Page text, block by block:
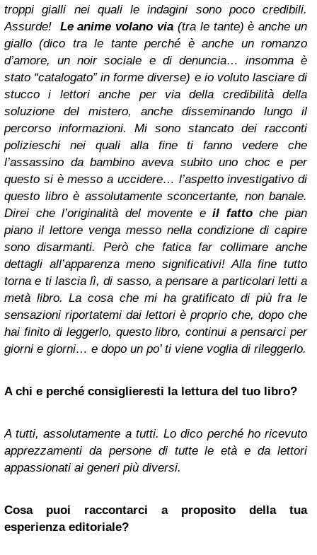
troppi gialli nei quali le indagini sono poco credibili.
Assurde! Le anime volano via (tra le tante) è anche un
giallo (dico tra le tante perché è anche un romanzo
d’amore, un noir sociale e di denuncia… insomma è
stato “catalogato” in forme diverse) e io voluto lasciare di
stucco i lettori anche per via della credibilità della
soluzione del mistero, anche disseminando lungo il
percorso informazioni. Mi sono stancato dei racconti
polizieschi nei quali alla fine ti fanno vedere che
l’assassino da bambino aveva subito uno choc e per
questo si è messo a uccidere… l’aspetto investigativo di
questo libro è assolutamente sconcertante, non banale.
Direi che l’originalità del movente eil fattoche pian
piano il lettore venga messo nella condizione di capire
sono disarmanti. Però che fatica far collimare anche
dettagli all’apparenza meno significativi! Alla fine tutto
torna e ti lascia lì, di sasso, a pensare a particolari letti a
metà libro. La cosa che mi ha gratificato di più fra le
sensazioni riportatemi dai lettori è proprio che, dopo che
hai finito di leggerlo, questo libro, continui a pensarci per
giorni e giorni… e dopo un po’ ti viene voglia di rileggerlo.
A chi e perché consiglieresti la lettura del tuo libro?
A tutti, assolutamente a tutti. Lo dico perché ho ricevuto
apprezzamenti da persone di tutte le età e da lettori
appassionati ai generi più diversi.
Cosa puoi raccontarci a proposito della tua
esperienza editoriale?